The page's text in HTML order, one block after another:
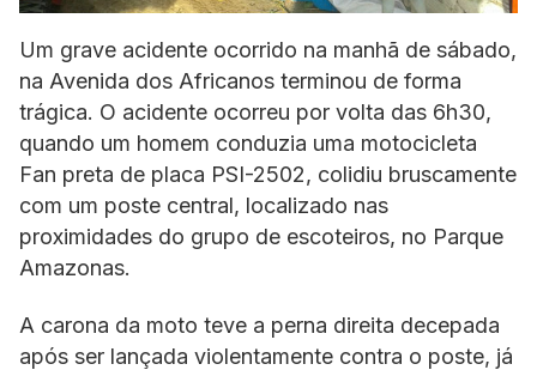
Um grave acidente ocorrido na manhã de sábado,
na Avenida dos Africanos terminou de forma
trágica. O acidente ocorreu por volta das 6h30,
quando um homem conduzia uma motocicleta
Fan preta de placa PSI-2502, colidiu bruscamente
com um poste central, localizado nas
proximidades do grupo de escoteiros, no Parque
Amazonas.
A carona da moto teve a perna direita decepada
após ser lançada violentamente contra o poste, já